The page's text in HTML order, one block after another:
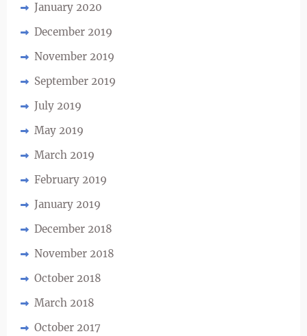
January 2020
December 2019
November 2019
September 2019
July 2019
May 2019
March 2019
February 2019
January 2019
December 2018
November 2018
October 2018
March 2018
October 2017